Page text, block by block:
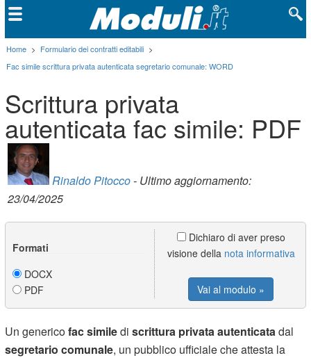
Home > Formulario dei contratti editabili >
Fac simile scrittura privata autenticata segretario comunale: WORD
Scrittura privata
autenticata fac simile: PDF
Rinaldo Pitocco- Ultimo aggiornamento:
23/04/2025
Formati
DOCX
PDF
Dichiaro di aver preso
visione della nota informativa
Vai al modulo »
Un genericofac similediscrittura privata autenticata dal
segretario comunale, un pubblico ufficiale che attesta la